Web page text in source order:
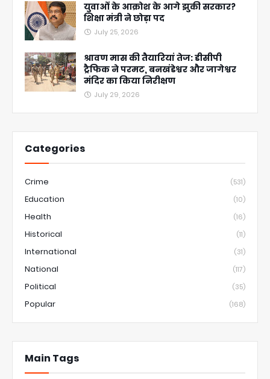
युवाओं के आक्रोश के आगे झुकी सरकार?
शिक्षा मंत्री ने छोड़ा पद
July 25, 2026
श्रावण मास की तैयारियां तेज: डीसीपी
ट्रैफिक ने परमट, बनखंडेश्वर और जागेश्वर
मंदिर का किया निरीक्षण
July 29, 2026
Categories
Crime (531)
Education (10)
Health (16)
Historical (11)
International (31)
National (117)
Political (35)
Popular (168)
Main Tags